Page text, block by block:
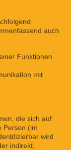
auch
Funktionen
mit
die sich auf
Person (im
wird
indirekt,